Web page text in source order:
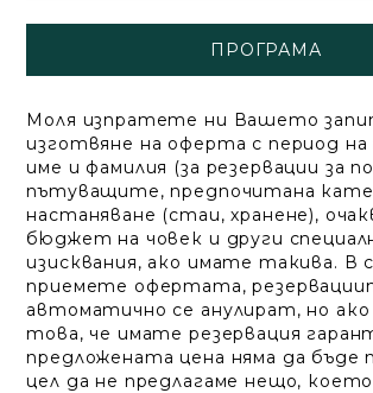
ПРОГРАМА
Моля изпратете ни Вашето
изготвяне на оферта с период на
име и фамилия (за резервации за
пътуващите, предпочитана
настаняване (стаи, хранене),
бюджет на човек и други
изисквания, ако имате такива. В
приемете офертата,
автоматично се анулират, но
това, че имате резервация
предложената цена няма да бъде
цел да не предлагаме нещо,